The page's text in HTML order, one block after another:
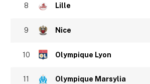
8 Lille
9 Nice
10 Olympique Lyon
11 Olympique Marsylia